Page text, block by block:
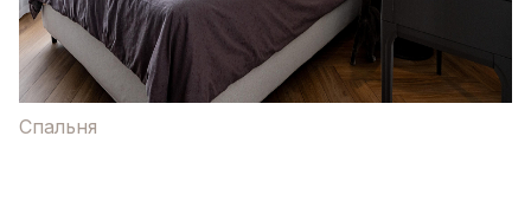
Спальня